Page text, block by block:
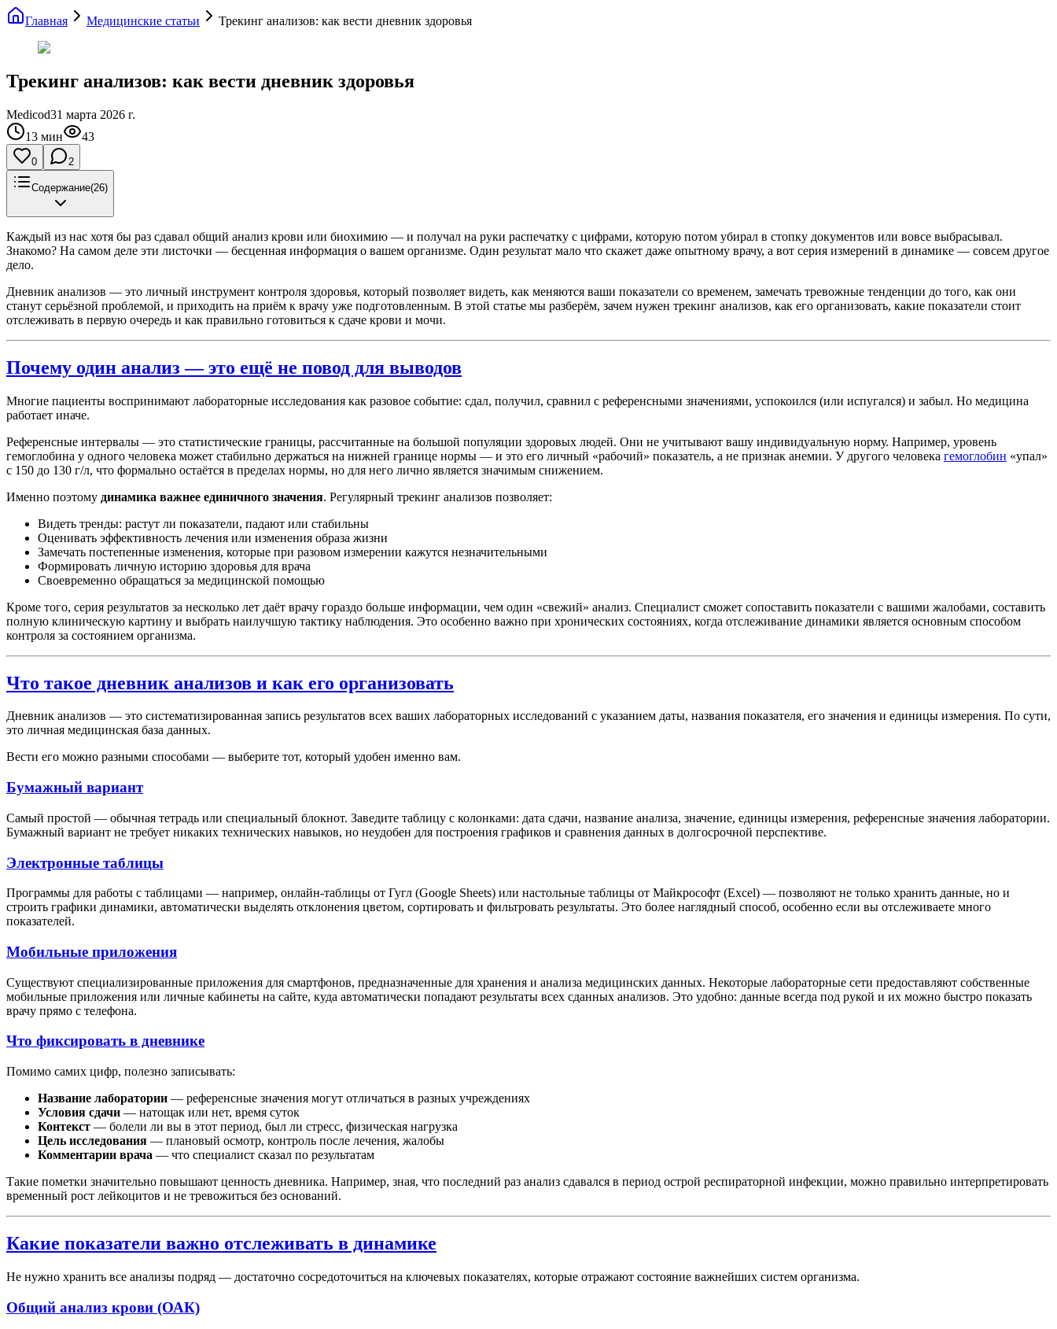
Главная Медицинские статьи Трекинг анализов: как вести дневник здоровья
Трекинг анализов: как вести дневник здоровья
Medicod31 марта 2026 г.
13 мин 43
0 2
Содержание(26)
Каждый из нас хотя бы раз сдавал общий анализ крови или биохимию — и получал на руки распечатку с цифрами, которую потом убирал в стопку документов или вовсе выбрасывал.
Знакомо? На самом деле эти листочки — бесценная информация о вашем организме. Один результат мало что скажет даже опытному врачу, а вот серия измерений в динамике — совсем другое
дело.
Дневник анализов — это личный инструмент контроля здоровья, который позволяет видеть, как меняются ваши показатели со временем, замечать тревожные тенденции до того, как они
станут серьёзной проблемой, и приходить на приём к врачу уже подготовленным. В этой статье мы разберём, зачем нужен трекинг анализов, как его организовать, какие показатели стоит
отслеживать в первую очередь и как правильно готовиться к сдаче крови и мочи.
Почему один анализ — это ещё не повод для выводов
Многие пациенты воспринимают лабораторные исследования как разовое событие: сдал, получил, сравнил с референсными значениями, успокоился (или испугался) и забыл. Но медицина
работает иначе.
Референсные интервалы — это статистические границы, рассчитанные на большой популяции здоровых людей. Они не учитывают вашу индивидуальную норму. Например, уровень
гемоглобина у одного человека может стабильно держаться на нижней границе нормы — и это его личный «рабочий» показатель, а не признак анемии. У другого человека гемоглобин «упал»
с 150 до 130 г/л, что формально остаётся в пределах нормы, но для него лично является значимым снижением.
Именно поэтому динамика важнее единичного значения. Регулярный трекинг анализов позволяет:
Видеть тренды: растут ли показатели, падают или стабильны
Оценивать эффективность лечения или изменения образа жизни
Замечать постепенные изменения, которые при разовом измерении кажутся незначительными
Формировать личную историю здоровья для врача
Своевременно обращаться за медицинской помощью
Кроме того, серия результатов за несколько лет даёт врачу гораздо больше информации, чем один «свежий» анализ. Специалист сможет сопоставить показатели с вашими жалобами, составить
полную клиническую картину и выбрать наилучшую тактику наблюдения. Это особенно важно при хронических состояниях, когда отслеживание динамики является основным способом
контроля за состоянием организма.
Что такое дневник анализов и как его организовать
Дневник анализов — это систематизированная запись результатов всех ваших лабораторных исследований с указанием даты, названия показателя, его значения и единицы измерения. По сути,
это личная медицинская база данных.
Вести его можно разными способами — выберите тот, который удобен именно вам.
Бумажный вариант
Самый простой — обычная тетрадь или специальный блокнот. Заведите таблицу с колонками: дата сдачи, название анализа, значение, единицы измерения, референсные значения лаборатории.
Бумажный вариант не требует никаких технических навыков, но неудобен для построения графиков и сравнения данных в долгосрочной перспективе.
Электронные таблицы
Программы для работы с таблицами — например, онлайн-таблицы от Гугл (Google Sheets) или настольные таблицы от Майкрософт (Excel) — позволяют не только хранить данные, но и
строить графики динамики, автоматически выделять отклонения цветом, сортировать и фильтровать результаты. Это более наглядный способ, особенно если вы отслеживаете много
показателей.
Мобильные приложения
Существуют специализированные приложения для смартфонов, предназначенные для хранения и анализа медицинских данных. Некоторые лабораторные сети предоставляют собственные
мобильные приложения или личные кабинеты на сайте, куда автоматически попадают результаты всех сданных анализов. Это удобно: данные всегда под рукой и их можно быстро показать
врачу прямо с телефона.
Что фиксировать в дневнике
Помимо самих цифр, полезно записывать:
Название лаборатории — референсные значения могут отличаться в разных учреждениях
Условия сдачи — натощак или нет, время суток
Контекст — болели ли вы в этот период, был ли стресс, физическая нагрузка
Цель исследования — плановый осмотр, контроль после лечения, жалобы
Комментарии врача — что специалист сказал по результатам
Такие пометки значительно повышают ценность дневника. Например, зная, что последний раз анализ сдавался в период острой респираторной инфекции, можно правильно интерпретировать
временный рост лейкоцитов и не тревожиться без оснований.
Какие показатели важно отслеживать в динамике
Не нужно хранить все анализы подряд — достаточно сосредоточиться на ключевых показателях, которые отражают состояние важнейших систем организма.
Общий анализ крови (ОАК)